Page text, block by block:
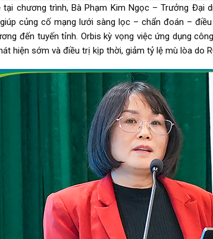
chương trình, Bà Phạm Kim Ngọc – Trưởng Đại
củng cố mạng lưới sàng lọc – chẩn đoán –
đến tuyến tỉnh. Orbis kỳ vọng việc ứng dụng
hiện sớm và điều trị kịp thời, giảm tỷ lệ mù lòa do